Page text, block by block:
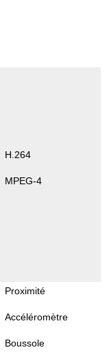
H.264
MPEG-4
Proximité
Accéléromètre
Boussole